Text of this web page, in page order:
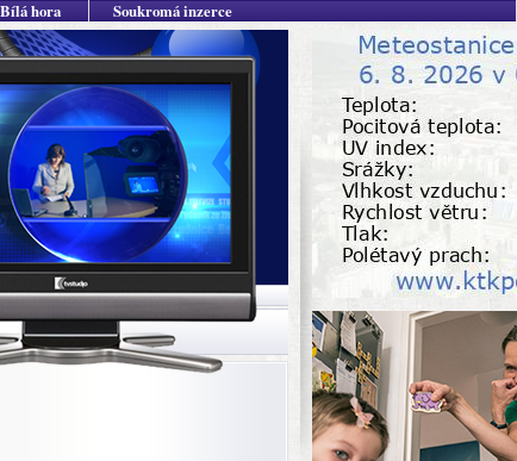
hora Soukromá inzerce